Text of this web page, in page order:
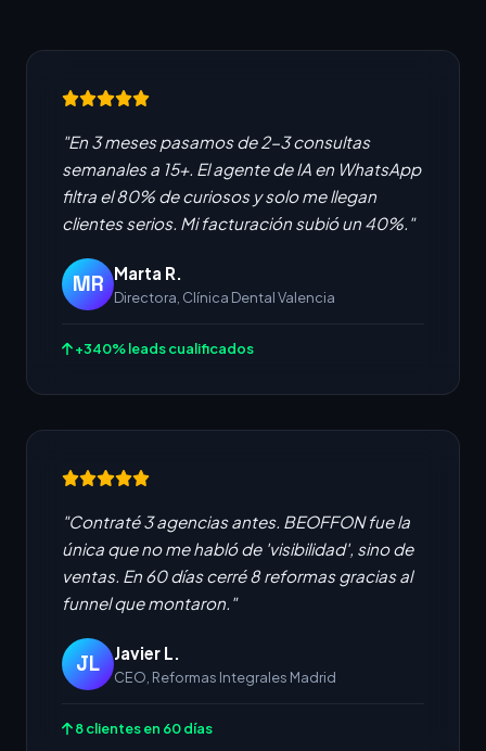
"En 3 meses pasamos de 2-3 consultas
semanales a 15+. El agente de IA en WhatsApp
filtra el 80% de curiosos y solo me llegan
clientes serios. Mi facturación subió un 40%."
MR Marta R.
Directora, Clínica Dental Valencia
+340% leads cualificados
"Contraté 3 agencias antes. BEOFFON fue la
única que no me habló de 'visibilidad', sino de
ventas. En 60 días cerré 8 reformas gracias al
funnel que montaron."
JL Javier L.
CEO, Reformas Integrales Madrid
8 clientes en 60 días